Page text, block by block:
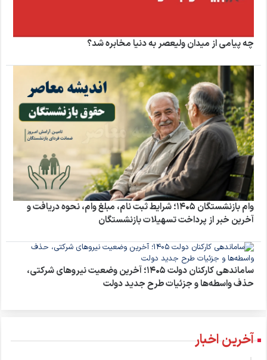
چه پیامی از میدان ولیعصر به دنیا مخابره شد؟
وام بازنشستگان ۱۴۰۵؛ شرایط ثبت نام، مبلغ وام، نحوه دریافت و
آخرین خبر از پرداخت تسهیلات بازنشستگان
ساماندهی کارکنان دولت ۱۴۰۵؛ آخرین وضعیت نیروهای شرکتی،
حذف واسطه‌ها و جزئیات طرح جدید دولت
آخرین اخبار